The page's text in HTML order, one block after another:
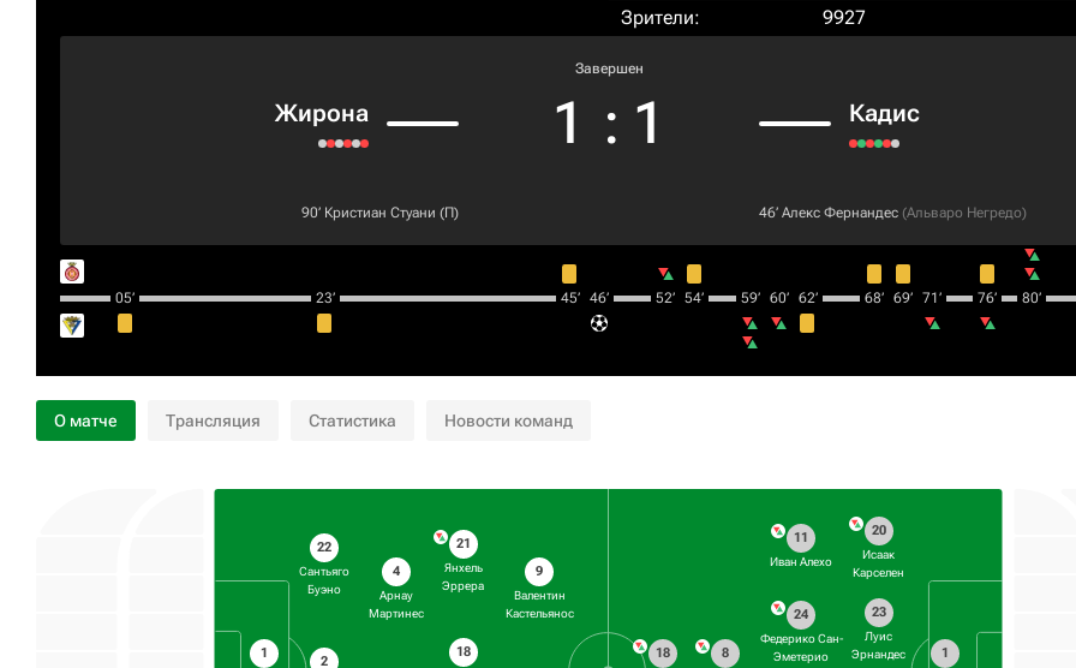
Зрители:
9927
Жирона
Завершен
1 : 1 Кадис
90‎’‎ Кристиан Стуани (П) 46‎’‎ Алекс Фернандес (Альваро Негредо)
05‎’‎ 23‎’‎ 45‎’‎ 46‎’‎ 52‎’‎ 54‎’‎ 59‎’‎ 60‎’‎ 62‎’‎ 68‎’‎ 69‎’‎ 71‎’‎ 76‎’‎ 80‎’‎
О матче Трансляция Статистика Новости команд
1
22
Сантьяго
Буэно
2
4
Арнау
Мартинес
21
Янхель
Эррера
18
9
Валентин
Кастельянос
1
20
Исаак
Карселен
23
Луис
Эрнандес
11
Иван Алехо
24
Федерико Сан-
Эметерио
8
18